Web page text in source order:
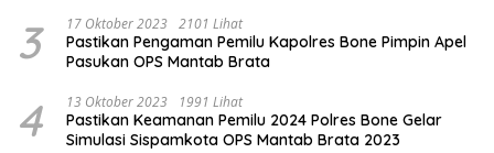
3 17 Oktober 2023 2101 Lihat
Pastikan Pengaman Pemilu Kapolres Bone Pimpin Apel
Pasukan OPS Mantab Brata
4 13 Oktober 2023 1991 Lihat
Pastikan Keamanan Pemilu 2024 Polres Bone Gelar
Simulasi Sispamkota OPS Mantab Brata 2023